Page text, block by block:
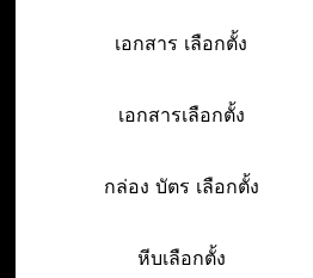
เอกสาร เลือกตั้ง
เอกสารเลือกตั้ง
กล่อง บัตร เลือกตั้ง
หีบเลือกตั้ง